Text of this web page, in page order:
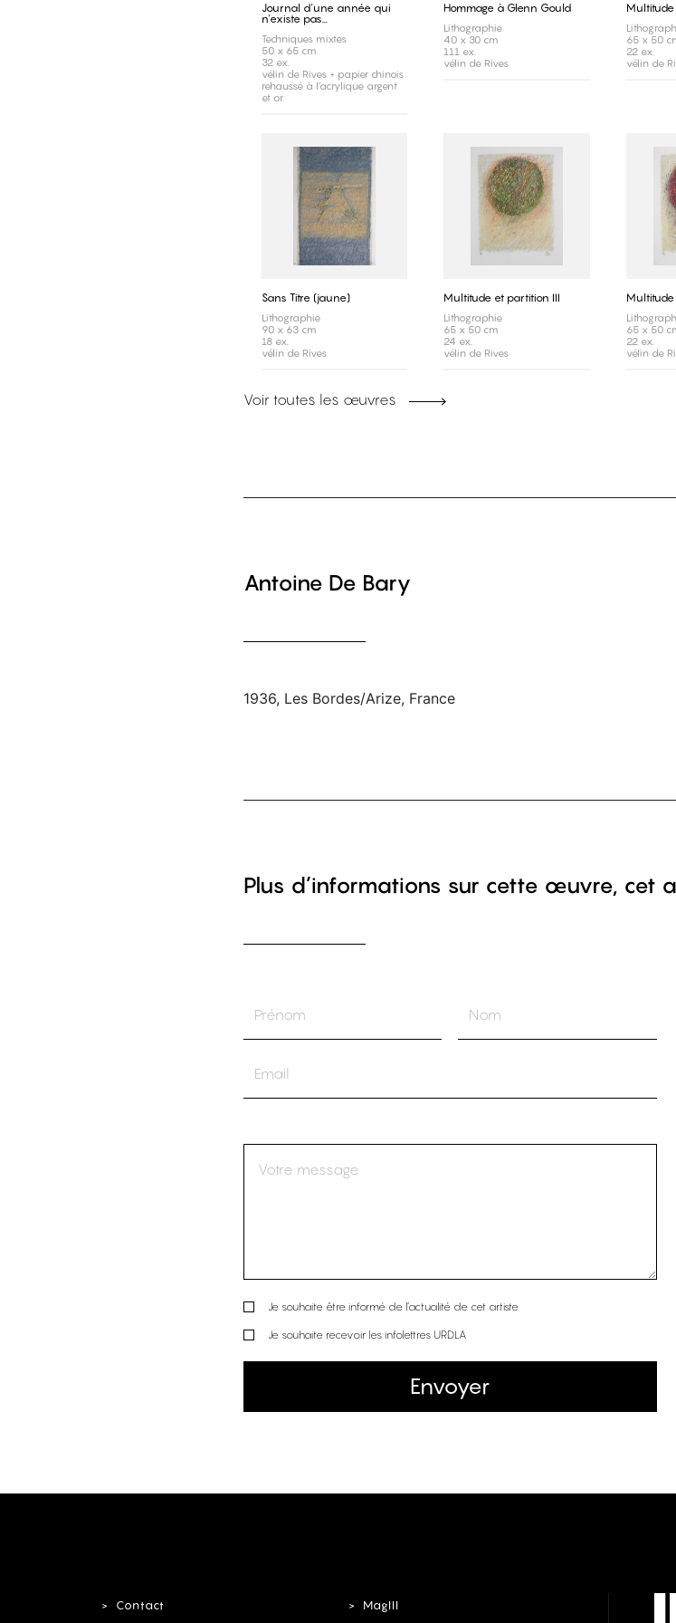
Journal d'une année qui
n'existe pas...
Techniques mixtes
50 x 65 cm
32 ex.
vélin de Rives + papier chinois
rehaussé à l'acrylique argent
et or
Hommage à Glenn Gould
Lithographie
40 x 30 cm
111 ex.
vélin de Rives
65 x 50
22 ex.
vélin de
Sans Titre (jaune)
Lithographie
90 x 63 cm
18 ex.
vélin de Rives
Multitude et partition III
Lithographie
65 x 50 cm
24 ex.
vélin de Rives
65 x 50
22 ex.
vélin de
Voir toutes les œuvres
Antoine De Bary
1936, Les Bordes/Arize, France
Plus d’informations sur cette œuvre, cet
Je souhaite être informé de l’actualité de cet artiste
Je souhaite recevoir les infolettres URDLA
Envoyer
Contact MagIII